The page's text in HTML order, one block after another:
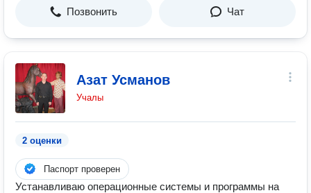
Позвонить Чат
Азат Усманов
Учалы
2 оценки
Паспорт проверен
Устанавливаю операционные системы и программы на